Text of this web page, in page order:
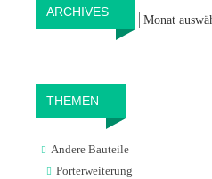
ARCHIVES
THEMEN
Andere Bauteile
Porterweiterung